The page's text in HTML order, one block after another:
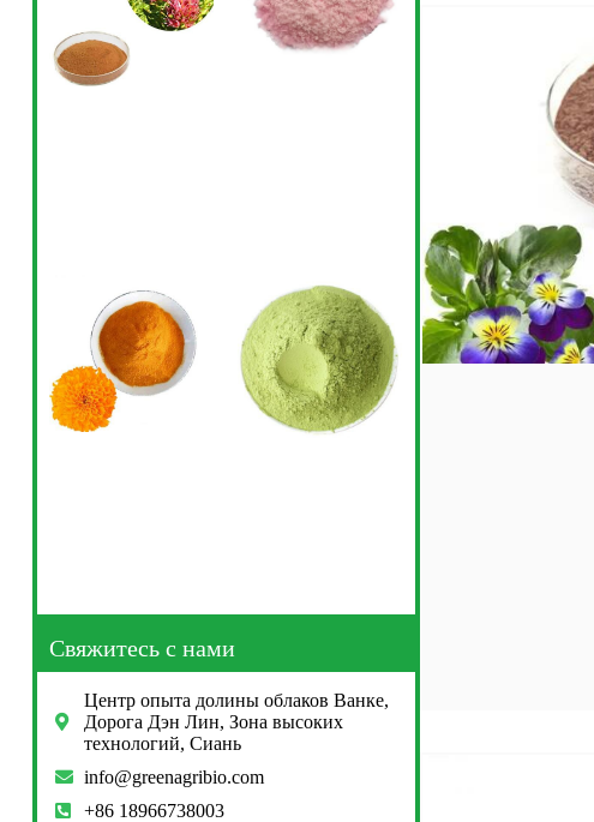
Свяжитесь с нами
Центр опыта долины облаков Ванке,
Дорога Дэн Лин, Зона высоких
технологий, Сиань
info@greenagribio.com
+86 18966738003